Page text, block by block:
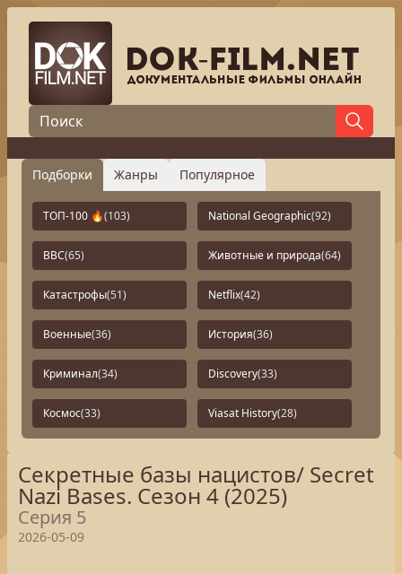
Подборки Жанры Популярное
ТОП-100 🔥(103) National Geographic(92)
BBC(65) Животные и природа(64)
Катастрофы(51) Netflix(42)
Военные(36) История(36)
Криминал(34) Discovery(33)
Космос(33) Viasat History(28)
Секретные базы нацистов/ Secret
Nazi Bases. Сезон 4 (2025)
Серия 5
2026-05-09